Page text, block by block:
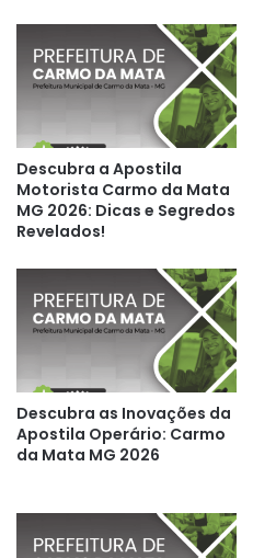
Descubra a Apostila
Motorista Carmo da Mata
MG 2026: Dicas e Segredos
Revelados!
Descubra as Inovações da
Apostila Operário: Carmo
da Mata MG 2026